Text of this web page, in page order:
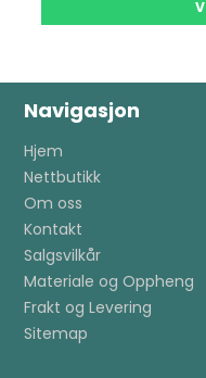
Navigasjon
Hjem
Nettbutikk
Om oss
Kontakt
Salgsvilkår
Materiale og Oppheng
Frakt og Levering
Sitemap